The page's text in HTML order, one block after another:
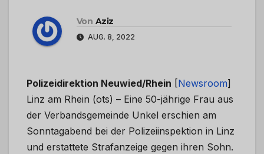
Von Aziz
AUG. 8, 2022
Polizeidirektion Neuwied/Rhein [Newsroom]
Linz am Rhein (ots) – Eine 50-jährige Frau aus
der Verbandsgemeinde Unkel erschien am
Sonntagabend bei der Polizeiinspektion in Linz
und erstattete Strafanzeige gegen ihren Sohn.